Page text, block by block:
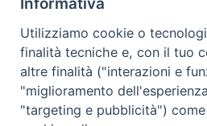
Torna il Campo Missionario
Informativa
Utilizziamo cookie o
finalità tecniche e, con il tuo
altre finalità ("interazioni e
"miglioramento
"targeting e pubblicità")